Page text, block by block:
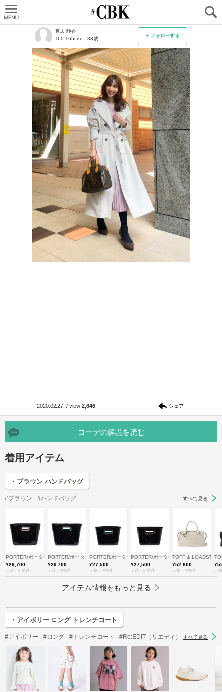
+ フォローする
渡辺 静香
160-165cm
38歳
2020.02.27. / view 2,646 シェア
コーデの解説を読む
着用アイテム
・ブラウン ハンドバッグ
#ブラウン #ハンドバッグ すべて見る
PORTER/ポーター
¥29,700
三越・伊勢丹
PORTER/ポーター
¥29,700
三越・伊勢丹
PORTER/ポーター
¥27,500
三越・伊勢丹
PORTER/ポーター
¥27,500
三越・伊勢丹
TOFF &
¥52,800
三越・伊勢丹 三
アイテム情報をもっと見る
・アイボリー ロング トレンチコート
#アイボリー #ロング #トレンチコート #Re:EDIT（リエディ） すべて見る